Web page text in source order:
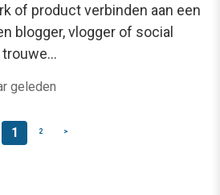
of product verbinden aan een
blogger, vlogger of social
trouwe…
geleden
1 2 >